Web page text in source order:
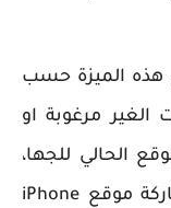
هذه الميزة حسب
مرغوبة او
الحالي للجها،
كما يمكنك من "خدمة الموقع" مشاركة موقع iPhone